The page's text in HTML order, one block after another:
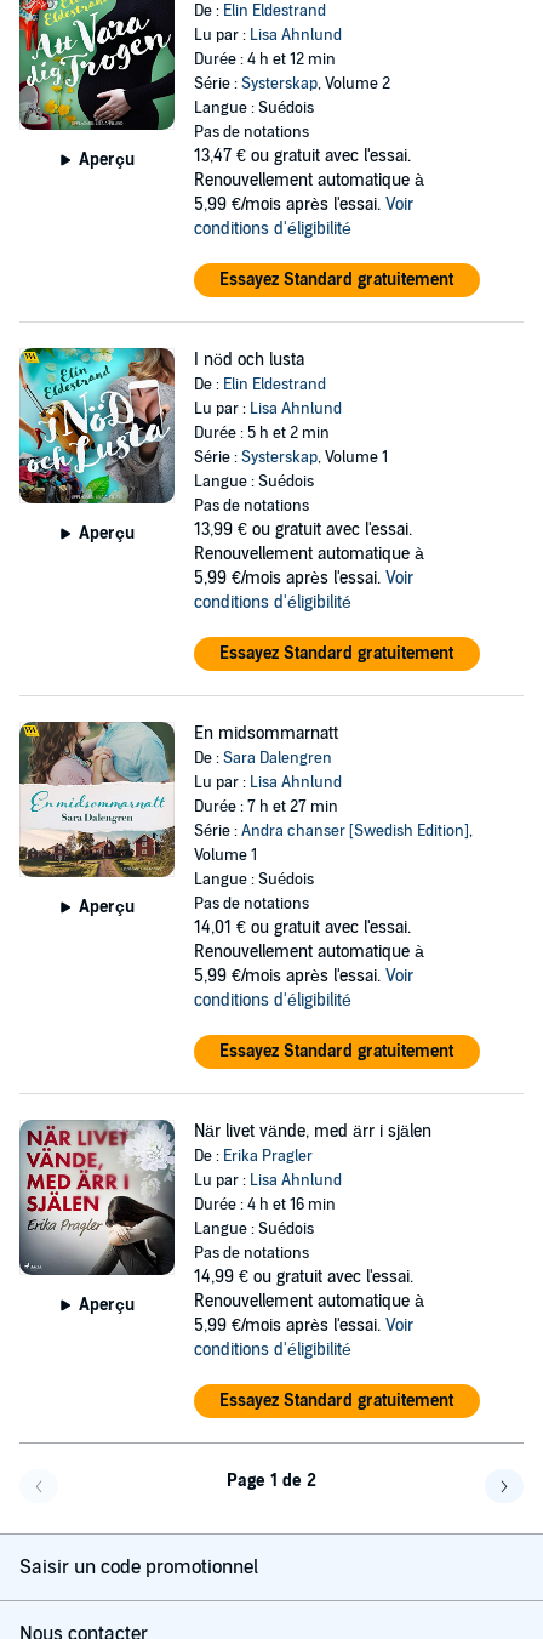
Aperçu
De : Elin Eldestrand
Lu par : Lisa Ahnlund
Durée : 4 h et 12 min
Série :Systerskap, Volume 2
Langue : Suédois
Pas de notations
13,47 € ou gratuit avec l'essai.
Renouvellement automatique à
5,99 €/mois après l'essai. Voir
conditions d'éligibilité
Essayez Standard gratuitement
Aperçu
I nöd och lusta
De : Elin Eldestrand
Lu par : Lisa Ahnlund
Durée : 5 h et 2 min
Série :Systerskap, Volume 1
Langue : Suédois
Pas de notations
13,99 € ou gratuit avec l'essai.
Renouvellement automatique à
5,99 €/mois après l'essai. Voir
conditions d'éligibilité
Essayez Standard gratuitement
Aperçu
En midsommarnatt
De :Sara Dalengren
Lu par : Lisa Ahnlund
Durée : 7 h et 27 min
Série :Andra chanser [Swedish Edition],
Volume 1
Langue : Suédois
Pas de notations
14,01 € ou gratuit avec l'essai.
Renouvellement automatique à
5,99 €/mois après l'essai. Voir
conditions d'éligibilité
Essayez Standard gratuitement
Aperçu
När livet vände, med ärr i själen
De : Erika Pragler
Lu par : Lisa Ahnlund
Durée : 4 h et 16 min
Langue : Suédois
Pas de notations
14,99 € ou gratuit avec l'essai.
Renouvellement automatique à
5,99 €/mois après l'essai. Voir
conditions d'éligibilité
Essayez Standard gratuitement
Page 1 de 2
Saisir un code promotionnel
Nous contacter